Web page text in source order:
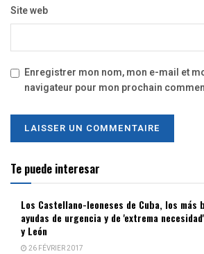
Site web
Enregistrer mon nom, mon e-mail et
navigateur pour mon prochain
Te puede interesar
Los Castellano-leoneses de Cuba, los más
ayudas de urgencia y de 'extrema
y León
26 FÉVRIER 2017